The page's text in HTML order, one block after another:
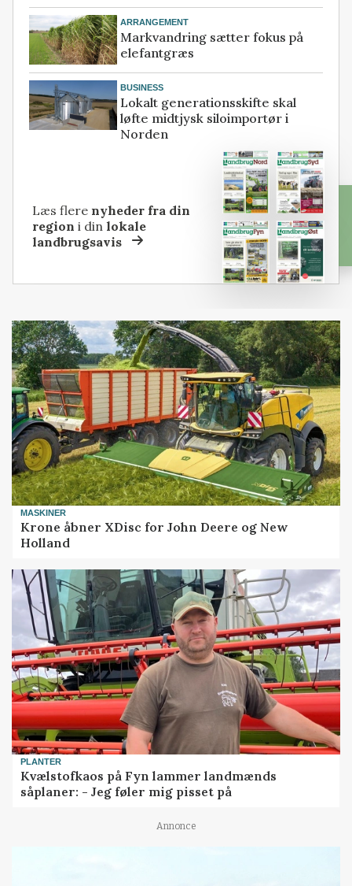
ARRANGEMENT
Markvandring sætter fokus på
elefantgræs
BUSINESS
Lokalt generationsskifte skal
løfte midtjysk siloimportør i
Norden
Læs flere nyheder fra din
region i dinlokale
landbrugsavis
MASKINER
Krone åbner XDisc for John Deere og New
Holland
PLANTER
Kvælstofkaos på Fyn lammer landmænds
såplaner: - Jeg føler mig pisset på
Annonce